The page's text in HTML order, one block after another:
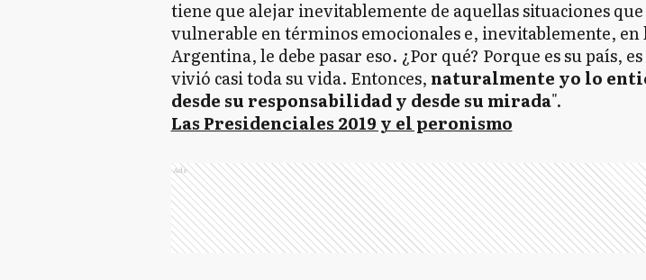
tiene que alejar inevitablemente de aquellas situaciones
vulnerable en términos emocionales e, inevitablemente, en
Argentina, le debe pasar eso. ¿Por qué? Porque es su país,
vivió casi toda su vida. Entonces, naturalmente yo lo
desde su responsabilidad y desde su mirada".
Las Presidenciales 2019 y el peronismo
Ads